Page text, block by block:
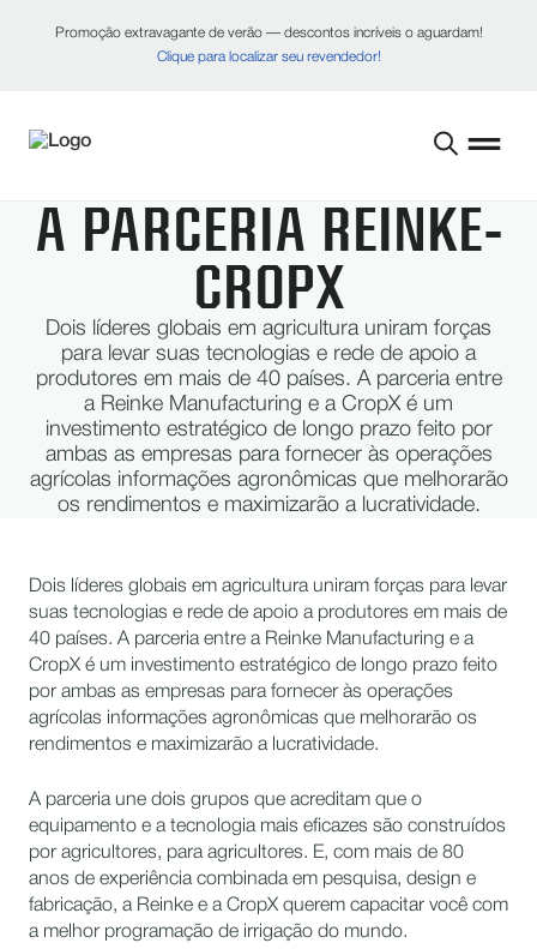
Promoção extravagante de verão — descontos incríveis o aguardam!
Clique para localizar seu revendedor!
A PARCERIA REINKE-
CROPX
Dois líderes globais em agricultura uniram forças
para levar suas tecnologias e rede de apoio a
produtores em mais de 40 países. A parceria entre
a Reinke Manufacturing e a CropX é um
investimento estratégico de longo prazo feito por
ambas as empresas para fornecer às operações
agrícolas informações agronômicas que melhorarão
os rendimentos e maximizarão a lucratividade.
Dois líderes globais em agricultura uniram forças para levar
suas tecnologias e rede de apoio a produtores em mais de
40 países. A parceria entre a Reinke Manufacturing e a
CropX é um investimento estratégico de longo prazo feito
por ambas as empresas para fornecer às operações
agrícolas informações agronômicas que melhorarão os
rendimentos e maximizarão a lucratividade.
A parceria une dois grupos que acreditam que o
equipamento e a tecnologia mais eficazes são construídos
por agricultores, para agricultores. E, com mais de 80
anos de experiência combinada em pesquisa, design e
fabricação, a Reinke e a CropX querem capacitar você com
a melhor programação de irrigação do mundo.